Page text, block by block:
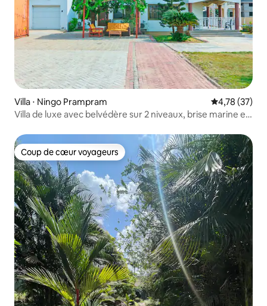
Villa ⋅ Ningo Prampram Évaluation
4,78 (37)
Villa de luxe avec belvédère sur 2 niveaux, brise marine et
Coup de cœur voyageurs
Coup de cœur voyageurs